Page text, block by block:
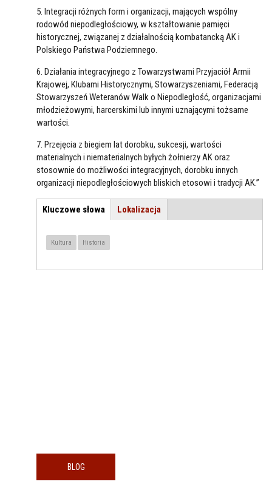
5. Integracji różnych form i organizacji, mających wspólny
rodowód niepodległościowy, w kształtowanie pamięci
historycznej, związanej z działalnością kombatancką AK i
Polskiego Państwa Podziemnego.
6. Działania integracyjnego z Towarzystwami Przyjaciół Armii
Krajowej, Klubami Historycznymi, Stowarzyszeniami, Federacją
Stowarzyszeń Weteranów Walk o Niepodległość, organizacjami
młodzieżowymi, harcerskimi lub innymi uznającymi tożsame
wartości.
7. Przejęcia z biegiem lat dorobku, sukcesji, wartości
materialnych i niematerialnych byłych żołnierzy AK oraz
stosownie do możliwości integracyjnych, dorobku innych
organizacji niepodległościowych bliskich etosowi i tradycji AK.”
TEMAT / LOKALIZACJA
Kluczowe słowa (active
tab)
Lokalizacja
Kultura Historia
BLOG